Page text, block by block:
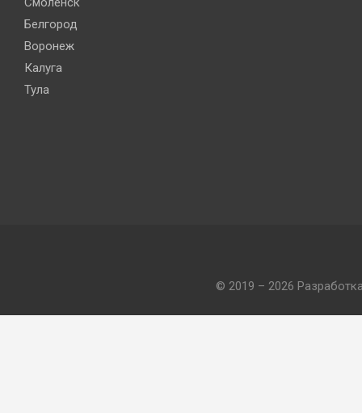
Белгород
Воронеж
Калуга
Тула
© 2019 – 2026